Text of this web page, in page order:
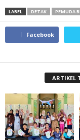
LABEL DETAK PEMUDA
Facebook
ARTIKEL